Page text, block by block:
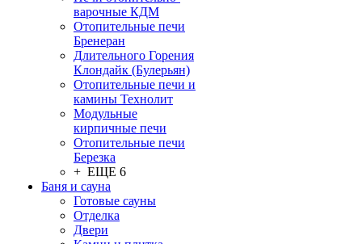
варочные КДМ
Отопительные печи
Бренеран
Длительного Горения
Клондайк (Булерьян)
Отопительные печи и
камины Технолит
Модульные
кирпичные печи
Отопительные печи
Березка
+ ЕЩЕ 6
Баня и сауна
Готовые сауны
Отделка
Двери